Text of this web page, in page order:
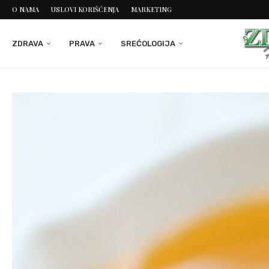
O NAMA USLOVI KORIŠĆENJA MARKETING
ZDRAVA PRAVA SREĆOLOGIJA